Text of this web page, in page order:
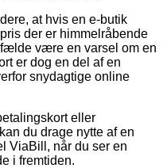
at hvis en e-butik
der er himmelråbende
være en varsel om en
er dog en del af en
snydagtige online
eller
du drage nytte af en
ViaBill, når du ser en
i fremtiden.